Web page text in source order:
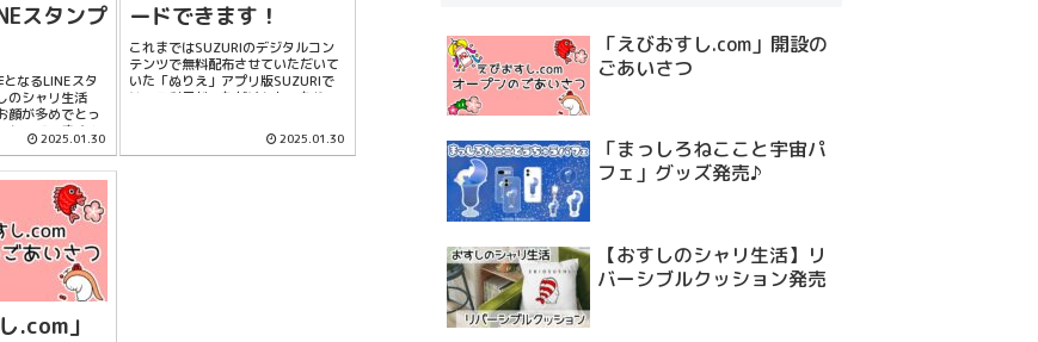
スタンプ
なるLINEスタ
のシャリ生活
が多めでとっ
なっています！
、制作方法を変
ティになってい
2025.01.30
ードできます！
これまではSUZURIのデジタルコン
テンツで無料配布させていただいて
いた「ぬりえ」アプリ版SUZURIで
は、ご利用がいただけなかったり、
料配布とはいえ何かとハードルの高
いコンテンツになってしまっていた
2025.01.30
.com」
「えびおすし.com」開設の
ごあいさつ
「まっしろねここと宇宙パ
フェ」グッズ発売♪
【おすしのシャリ生活】リ
バーシブルクッション発売